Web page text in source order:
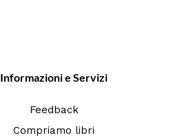
Informazioni e Servizi
Feedback
Compriamo libri